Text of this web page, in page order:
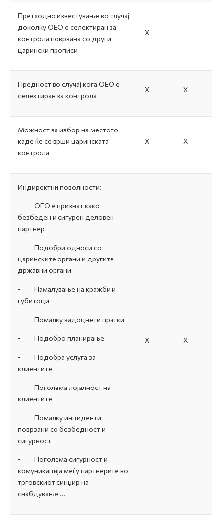
Претходно известување во случај
доколку ОЕО е селектиран за
контрола поврзана со други
царински прописи
Х
Предност во случај кога ОЕО е
селектиран за контрола
Х Х
Можност за избор на местото
каде ќе се врши царинската
контрола
Х Х
Индиректни поволности:
-
ОЕО е признат како
безбеден и сигурен деловен
партнер
-
Подобри односи со
царинските органи и другите
државни органи
-
Намалување на кражби и
губитоци
- Помалку задоцнети пратки
- Подобро планирање
-
Подобра услуга за
клиентите
-
Поголема лојалност на
клиентите
-
Помалку инциденти
поврзани со безбедност и
сигурност
-
Поголема сигурност и
комуникација меѓу партнерите во
трговскиот синџир на
снабдување ...
Х Х